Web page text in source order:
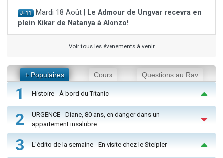
J-11 Mardi 18 Août |
Le Admour de Ungvar recevra en
plein Kikar de Natanya à Alonzo!
Voir tous les événements à venir
+ Populaires Cours Questions au Rav
1 Histoire - À bord du Titanic
2
URGENCE - Diane, 80 ans, en danger dans un
appartement insalubre
3 L'édito de la semaine - En visite chez le Steipler